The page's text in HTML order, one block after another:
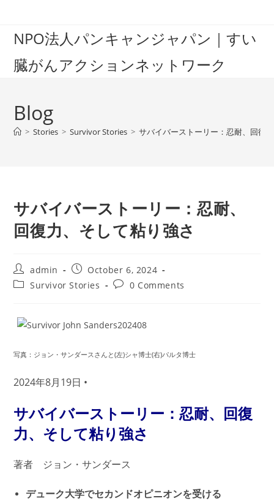
contentNPO法人パンキャンジャパン｜すい
臓がんアクションネットワーク
Blog
> Stories > Survivor Stories > サバイバーストーリー：忍耐、回復
サバイバーストーリー：忍耐、
回復力、そして粘り強さ
Post
author:
admin
Post
published:
October 6, 2024
PostSurvivor Stories
Post0 Comments
写真：ジョン・サンダースさんと(左)シャ博士(右)パルタ博士
2024年8月19日 •
サバイバーストーリー：忍耐、回復
力、そして粘り強さ
著者 ジョン・サンダース
デューク大学でセカンドオピニオンを受ける